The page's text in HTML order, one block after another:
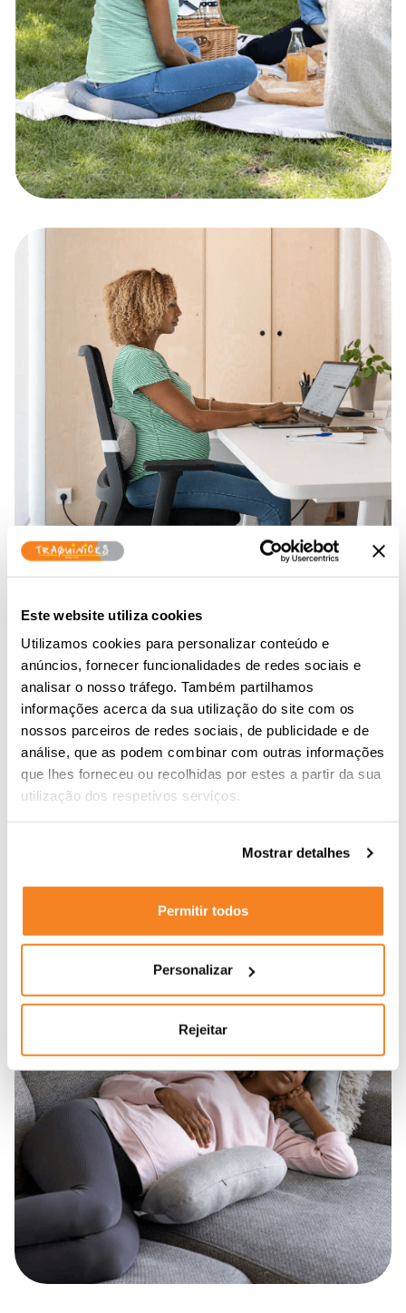
Este website utiliza cookies
Utilizamos cookies para personalizar conteúdo e
anúncios, fornecer funcionalidades de redes sociais e
analisar o nosso tráfego. Também partilhamos
informações acerca da sua utilização do site com os
nossos parceiros de redes sociais, de publicidade e de
análise, que as podem combinar com outras informações
que lhes forneceu ou recolhidas por estes a partir da sua
utilização dos respetivos serviços.
Mostrar detalhes
Permitir todos
Personalizar
Rejeitar